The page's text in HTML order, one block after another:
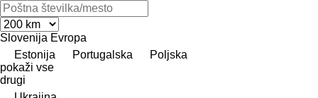
Slovenija Evropa
Estonija
Portugalska
Poljska
pokaži vse
drugi